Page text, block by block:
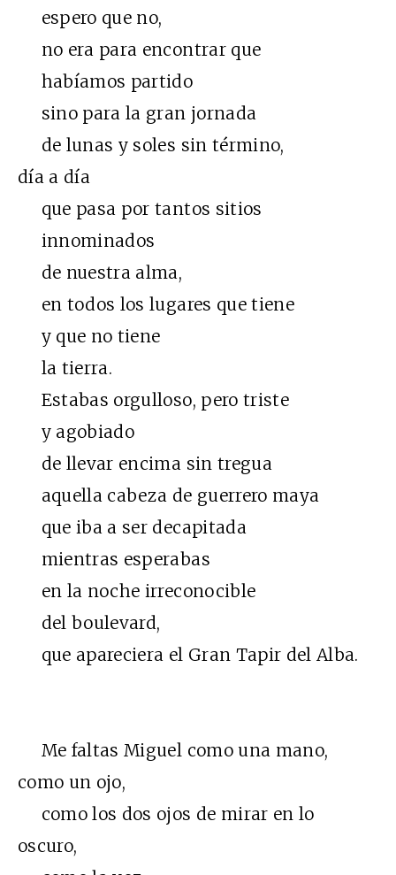
espero que no,
no era para encontrar que
habíamos partido
sino para la gran jornada
de lunas y soles sin término,
día a día
que pasa por tantos sitios
innominados
de nuestra alma,
en todos los lugares que tiene
y que no tiene
la tierra.
Estabas orgulloso, pero triste
y agobiado
de llevar encima sin tregua
aquella cabeza de guerrero maya
que iba a ser decapitada
mientras esperabas
en la noche irreconocible
del boulevard,
que apareciera el Gran Tapir del Alba.
Me faltas Miguel como una mano,
como un ojo,
como los dos ojos de mirar en lo
oscuro,